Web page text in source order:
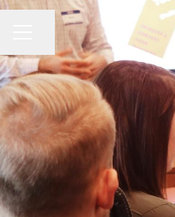
KARRIEREMENÜ
Seite teilen